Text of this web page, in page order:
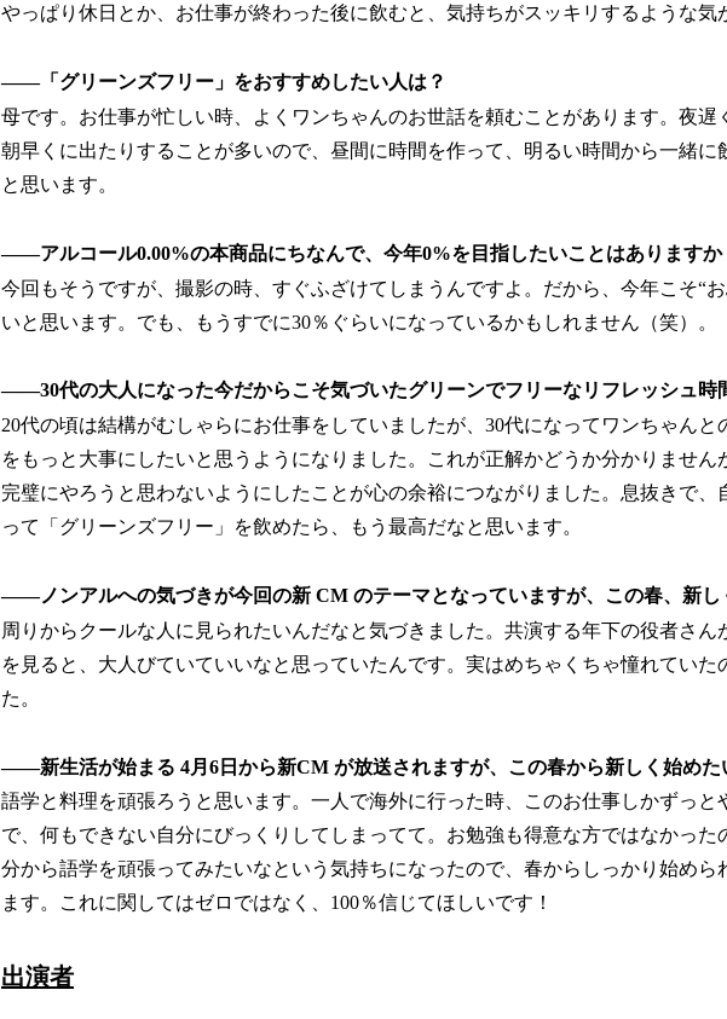
やっぱり休日とか、お仕事が終わった後に飲むと、気持ちがスッキリするような気
――「グリーンズフリー」をおすすめしたい人は？
母です。お仕事が忙しい時、よくワンちゃんのお世話を頼むことがあります。夜遅
朝早くに出たりすることが多いので、昼間に時間を作って、明るい時間から一緒に
と思います。
――アルコール0.00%の本商品にちなんで、今年0%を目指したいことはありますか
今回もそうですが、撮影の時、すぐふざけてしまうんですよ。だから、今年こそ“
いと思います。でも、もうすでに30％ぐらいになっているかもしれません（笑）。
――30代の大人になった今だからこそ気づいたグリーンでフリーなリフレッシュ時
20代の頃は結構がむしゃらにお仕事をしていましたが、30代になってワンちゃんと
をもっと大事にしたいと思うようになりました。これが正解かどうか分かりません
完璧にやろうと思わないようにしたことが心の余裕につながりました。息抜きで、
って「グリーンズフリー」を飲めたら、もう最高だなと思います。
――ノンアルへの気づきが今回の新 CM のテーマとなっていますが、この春、新し
周りからクールな人に見られたいんだなと気づきました。共演する年下の役者さん
を見ると、大人びていていいなと思っていたんです。実はめちゃくちゃ憧れていた
た。
――新生活が始まる 4月6日から新CM が放送されますが、この春から新しく始めた
語学と料理を頑張ろうと思います。一人で海外に行った時、このお仕事しかずっと
で、何もできない自分にびっくりしてしまってて。お勉強も得意な方ではなかった
分から語学を頑張ってみたいなという気持ちになったので、春からしっかり始めら
ます。これに関してはゼロではなく、100％信じてほしいです！
出演者